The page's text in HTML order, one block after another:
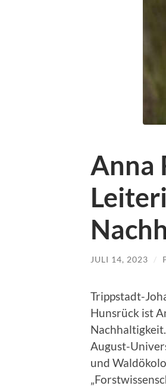
Anna
JULI 14, 2023 /
Trippstadt-
Hunsrück ist
August-
und